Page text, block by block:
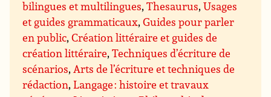
bilingues et multilingues,Thesaurus,Usages
et guides grammaticaux,Guides pour parler
en public,Création littéraire et guides de
création littéraire,Techniques d’écriture de
scénarios,Arts de l’écriture et techniques de
rédaction,Langage : histoire et travaux